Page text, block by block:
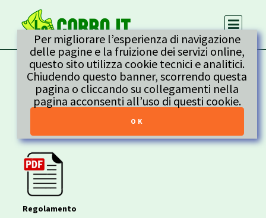
Per migliorare l’esperienza di navigazione
delle pagine e la fruizione dei servizi online,
questo sito utilizza cookie tecnici e analitici.
Chiudendo questo banner, scorrendo questa
pagina o cliccando su collegamenti nella
pagina acconsenti all’uso di questi cookie.
NON TI SCORDAR DI ME
Indietro
Regolamento